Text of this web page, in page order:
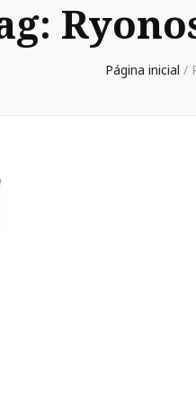
Página inicial /